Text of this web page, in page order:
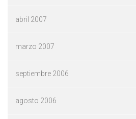
abril 2007
marzo 2007
septiembre 2006
agosto 2006